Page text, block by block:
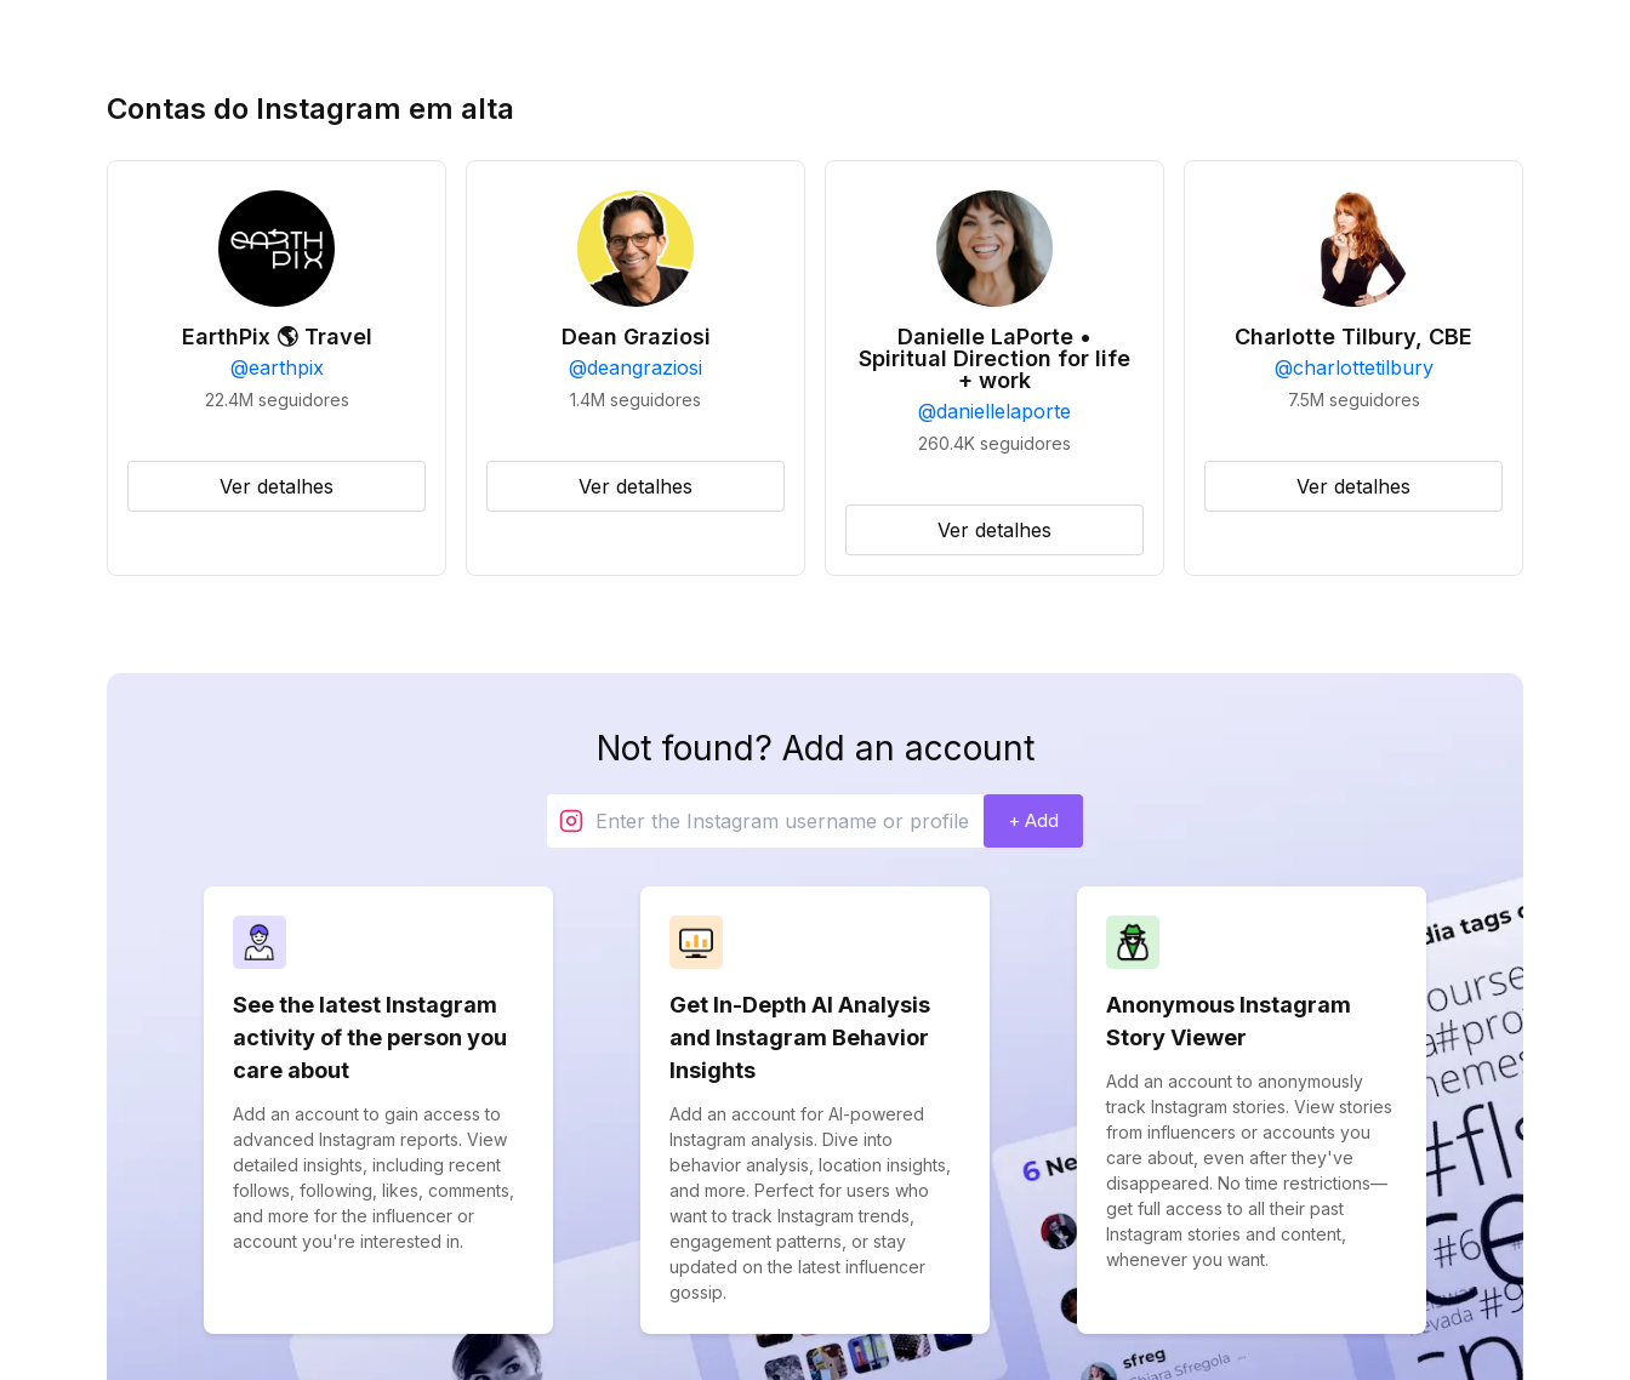
Contas do Instagram em alta
EarthPix 🌎 Travel
@earthpix
22.4M seguidores
Ver detalhes
Dean Graziosi
@deangraziosi
1.4M seguidores
Ver detalhes
Danielle LaPorte •
Spiritual Direction for life
+ work
@daniellelaporte
260.4K seguidores
Ver detalhes
Charlotte Tilbury, CBE
@charlottetilbury
7.5M seguidores
Ver detalhes
Not found? Add an account
+ Add
See the latest Instagram
activity of the person you
care about
Add an account to gain access to
advanced Instagram reports. View
detailed insights, including recent
follows, following, likes, comments,
and more for the influencer or
account you're interested in.
Get In-Depth AI Analysis
and Instagram Behavior
Insights
Add an account for AI-powered
Instagram analysis. Dive into
behavior analysis, location insights,
and more. Perfect for users who
want to track Instagram trends,
engagement patterns, or stay
updated on the latest influencer
gossip.
Anonymous Instagram
Story Viewer
Add an account to anonymously
track Instagram stories. View stories
from influencers or accounts you
care about, even after they've
disappeared. No time restrictions—
get full access to all their past
Instagram stories and content,
whenever you want.